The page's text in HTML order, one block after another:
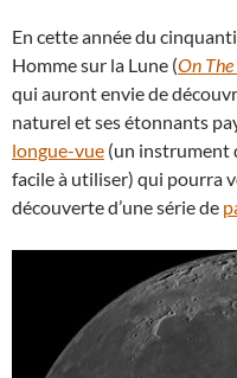
En cette année du
Homme sur la Lune (On
qui auront envie de
naturel et ses étonnants
longue-vue (un instrument
facile à utiliser) qui pourra
découverte d’une série de